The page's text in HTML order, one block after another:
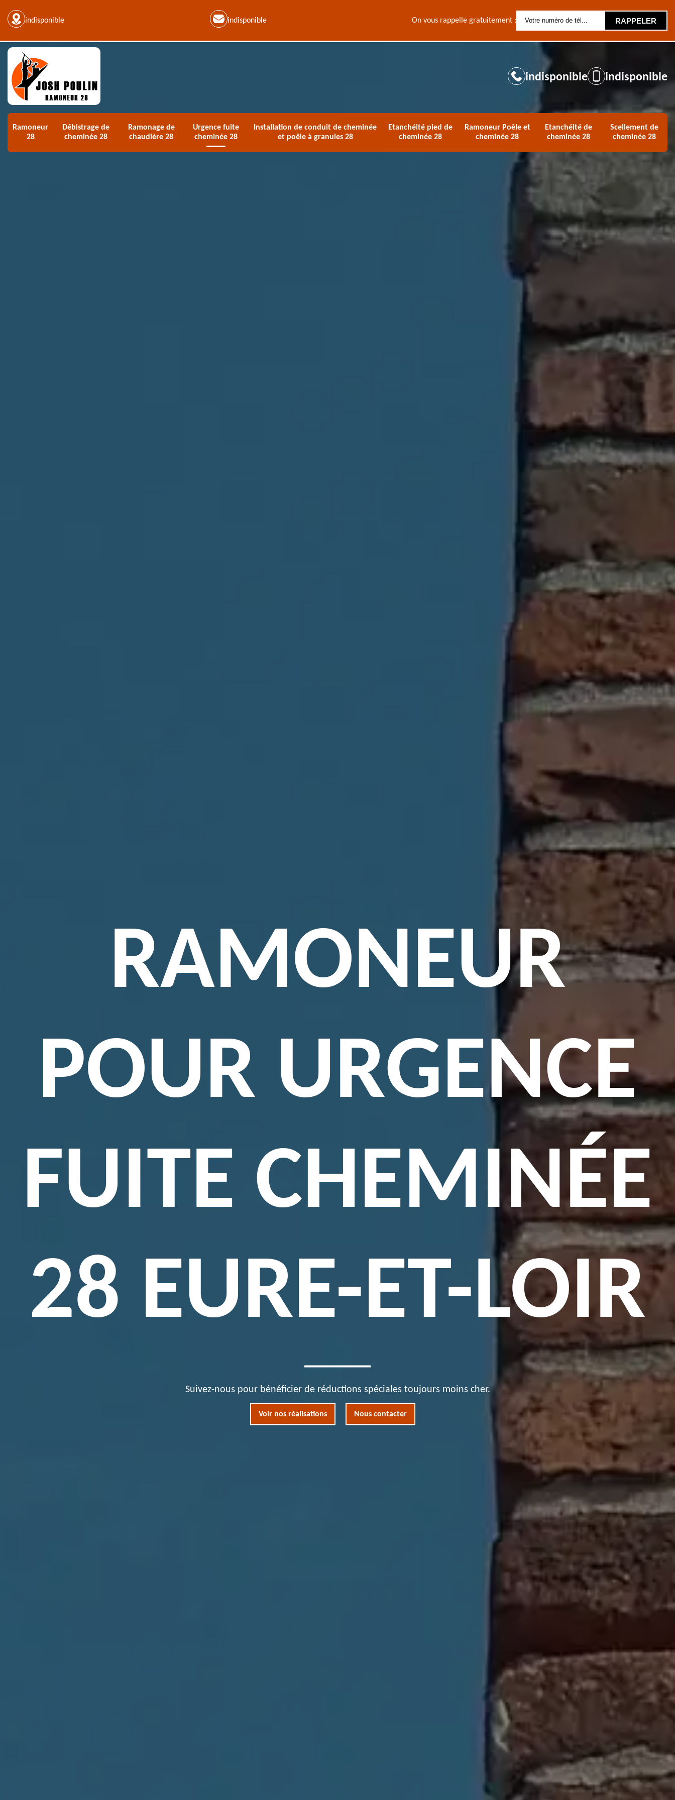
indisponible indisponible On vous rappelle gratuitement :
indisponible indisponible
Ramoneur
28
Débistrage de
cheminée 28
Ramonage de
chaudière 28
Urgence fuite
cheminée 28
Installation de conduit de cheminée
et poêle à granules 28
Etanchéité pied de
cheminée 28
Ramoneur Poêle et
cheminée 28
Etanchéité de
cheminée 28
Scellement de
cheminée 28
RAMONEUR
POUR URGENCE
FUITE CHEMINÉE
28 EURE-ET-LOIR
Suivez-nous pour bénéficier de réductions spéciales toujours moins cher.
Voir nos réalisations Nous contacter